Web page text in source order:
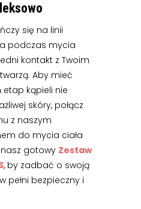
się na linii
podczas mycia
kontakt z Twoim
Aby mieć
etap kąpieli nie
skóry, połącz
z naszym
do mycia ciała
nasz gotowy Zestaw
, by zadbać o swoją
pełni bezpieczny i